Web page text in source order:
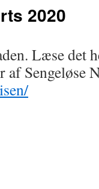
2020
Læse det
af Sengeløse